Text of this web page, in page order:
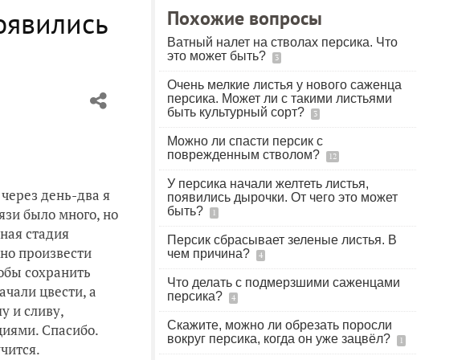
день-два я
было много, но
стадия
произвести
сохранить
цвести, а
и сливу,
Спасибо.
Похожие вопросы
Ватный налет на стволах персика. Что
это может быть?
3
Очень мелкие листья у нового саженца
персика. Может ли с такими листьями
быть культурный сорт?
3
Можно ли спасти персик с
поврежденным стволом?
12
У персика начали желтеть листья,
появились дырочки. От чего это может
быть?
1
Персик сбрасывает зеленые листья. В
чем причина?
4
Что делать с подмерзшими саженцами
персика?
4
Скажите, можно ли обрезать поросли
вокруг персика, когда он уже зацвёл?
1